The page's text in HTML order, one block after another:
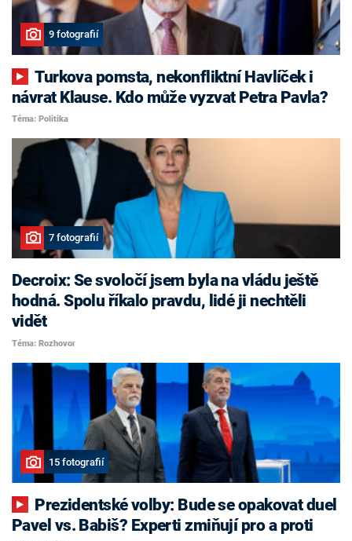
9 fotografií
Turkova pomsta, nekonfliktní Havlíček i
návrat Klause. Kdo může vyzvat Petra Pavla?
Téma: Politika
7 fotografií
Decroix: Se svoločí jsem byla na vládu ještě
hodná. Spolu říkalo pravdu, lidé ji nechtěli
vidět
Téma: Rozhovor
15 fotografií
Pavel vs. Babiš? Experti zmiňují pro a proti